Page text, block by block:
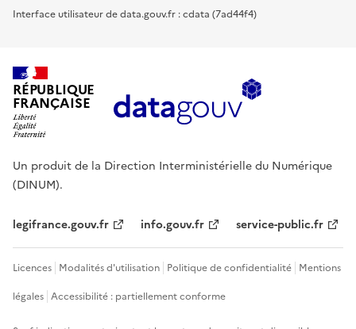
Interface utilisateur de data.gouv.fr : cdata (7ad44f4)
RÉPUBLIQUE
FRANÇAISE
Un produit de la Direction Interministérielle du Numérique
(DINUM).
legifrance.gouv.fr info.gouv.fr service-public.fr
Licences Modalités d'utilisation Politique de confidentialité Mentions
légales Accessibilité : partiellement conforme